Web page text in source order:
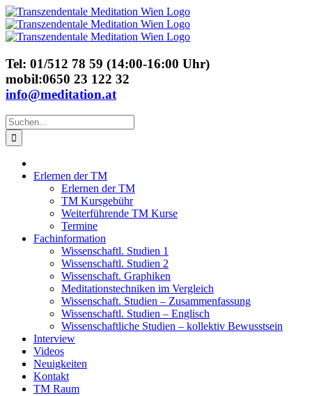
Skip
to
content
Tel: 01/512 78 59 (14:00-16:00 Uhr)
mobil:0650 23 122 32
info@meditation.at
Suche
nach:
Erlernen der TM
Erlernen der TM
TM Kursgebühr
Weiterführende TM Kurse
Termine
Fachinformation
Wissenschaftl. Studien 1
Wissenschaftl. Studien 2
Wissenschaft. Graphiken
Meditationstechniken im Vergleich
Wissenschaft. Studien – Zusammenfassung
Wissenschaftl. Studien – Englisch
Wissenschaftliche Studien – kollektiv Bewusstsein
Interview
Videos
Neuigkeiten
Kontakt
TM Raum